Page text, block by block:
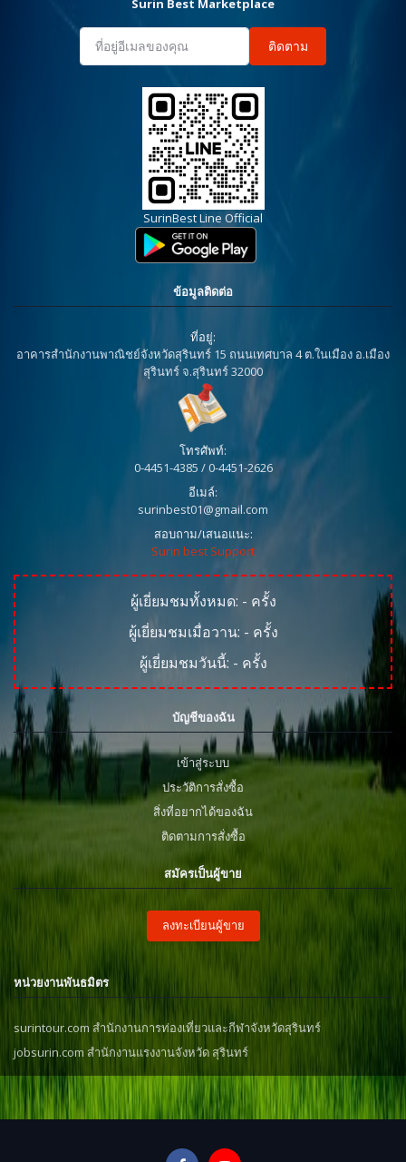
ติดตาม
SurinBest Line Official
ข้อมูลติดต่อ
ที่อยู่:
อาคารสำนักงานพาณิชย์จังหวัดสุรินทร์ 15 ถนนเทศบาล 4 ต.ในเมือง อ.เมือง
สุรินทร์ จ.สุรินทร์ 32000
โทรศัพท์:
0-4451-4385 / 0-4451-2626
อีเมล์:
surinbest01@gmail.com
สอบถาม/เสนอแนะ:
Surin best Support
ผู้เยี่ยมชมทั้งหมด: - ครั้ง
ผู้เยี่ยมชมเมื่อวาน: - ครั้ง
ผู้เยี่ยมชมวันนี้: - ครั้ง
บัญชีของฉัน
เข้าสู่ระบบ
ประวัติการสั่งซื้อ
สิ่งที่อยากได้ของฉัน
ติดตามการสั่งซื้อ
สมัครเป็นผู้ขาย
ลงทะเบียนผู้ขาย
หน่วยงานพันธมิตร
surintour.com สำนักงานการท่องเที่ยวและกีฬาจังหวัดสุรินทร์
jobsurin.com สำนักงานแรงงานจังหวัด สุรินทร์